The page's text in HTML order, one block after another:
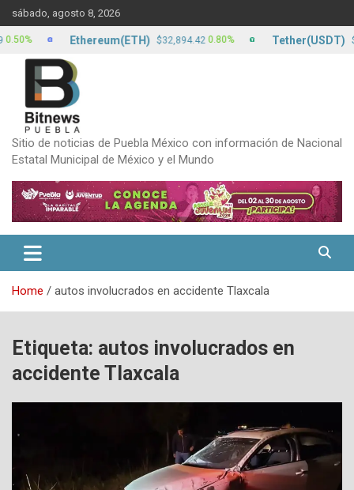
Skip
to
content
sábado, agosto 8, 2026
Sitio de noticias de Puebla México con información de Nacional
Estatal Municipal de México y el Mundo
Home autos involucrados en accidente Tlaxcala
Etiqueta: autos involucrados en
accidente Tlaxcala
Ethereum(ETH) $32,894.42 0.80% Tether(USDT) $17.12